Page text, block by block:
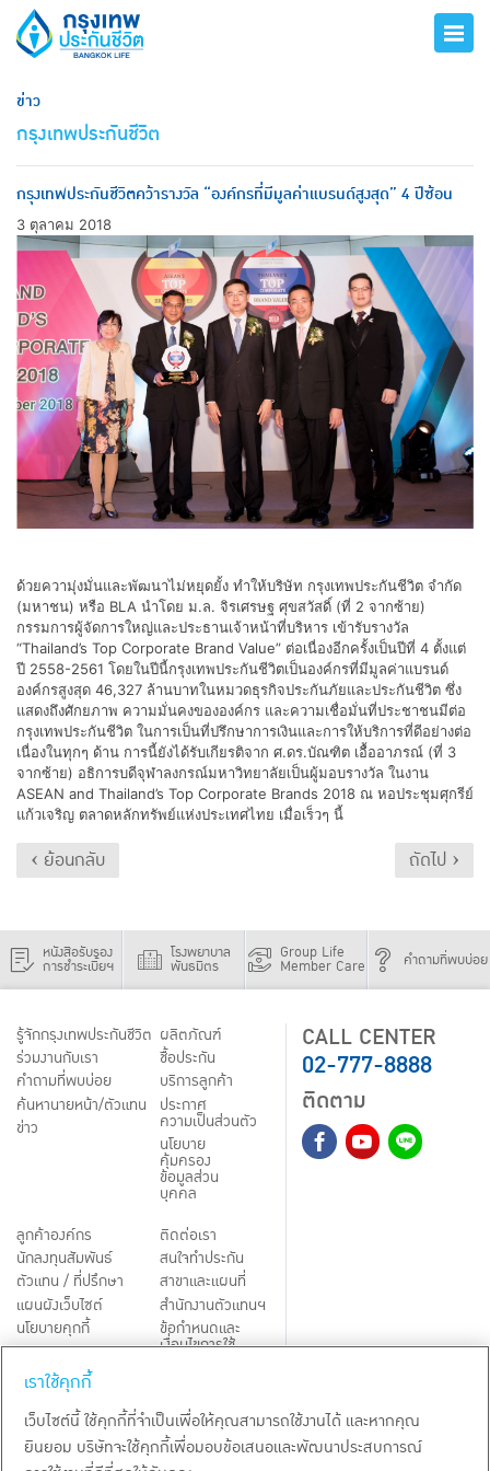
ข่าว
กรุงเทพประกันชีวิต
กรุงเทพประกันชีวิตคว้ารางวัล “องค์กรที่มีมูลค่าแบรนด์สูงสุด” 4 ปีซ้อน
3 ตุลาคม 2018
ด้วยความุ่งมั่นและพัฒนาไม่หยุดยั้ง ทำให้บริษัท กรุงเทพประกันชีวิต จำกัด
(มหาชน) หรือ BLA นำโดย ม.ล. จิรเศรษฐ ศุขสวัสดิ์ (ที่ 2 จากซ้าย)
กรรมการผู้จัดการใหญ่และประธานเจ้าหน้าที่บริหาร เข้ารับรางวัล
“Thailand’s Top Corporate Brand Value” ต่อเนื่องอีกครั้งเป็นปีที่ 4 ตั้งแต่
ปี 2558-2561 โดยในปีนี้กรุงเทพประกันชีวิตเป็นองค์กรที่มีมูลค่าแบรนด์
องค์กรสูงสุด 46,327 ล้านบาทในหมวดธุรกิจประกันภัยและประกันชีวิต ซึ่ง
แสดงถึงศักยภาพ ความมั่นคงขององค์กร และความเชื่อมั่นที่ประชาชนมีต่อ
กรุงเทพประกันชีวิต ในการเป็นที่ปรึกษาการเงินและการให้บริการที่ดีอย่างต่อ
เนื่องในทุกๆ ด้าน การนี้ยังได้รับเกียรติจาก ศ.ดร.บัณฑิต เอื้ออาภรณ์ (ที่ 3
จากซ้าย) อธิการบดีจุฬาลงกรณ์มหาวิทยาลัยเป็นผู้มอบรางวัล ในงาน
ASEAN and Thailand’s Top Corporate Brands 2018 ณ หอประชุมศุกรีย์
แก้วเจริญ ตลาดหลักทรัพย์แห่งประเทศไทย เมื่อเร็วๆ นี้
‹ ย้อนกลับ ถัดไป ›
หนังสือรับรอง
การชำระเบี้ยฯ
โรงพยาบาล
พันธมิตร
Group Life
Member Care คำถามที่พบบ่อย
รู้จักกรุงเทพประกันชีวิต
ร่วมงานกับเรา
คำถามที่พบบ่อย
ค้นหานายหน้า/ตัวแทน
ข่าว
ผลิตภัณฑ์
ชื้อประกัน
บริการลูกค้า
ประกาศ
ความเป็นส่วนตัว
นโยบาย
คุ้มครอง
ข้อมูลส่วน
บุคคล
ลูกค้าองค์กร
นักลงทุนสัมพันธ์
ตัวแทน / ที่ปรึกษา
แผนผังเว็บไซต์
นโยบายคุกกี้
Third-Party Notices
ติดต่อเรา
สนใจทำประกัน
สาขาและแผนที่
สำนักงานตัวแทนฯ
ข้อกำหนดและ
เงื่อนไขการใช้
CALL CENTER
02-777-8888
ติดตาม
TH EN
เราใช้คุกกี้
เว็บไซต์นี้ ใช้คุกกี้ที่จำเป็นเพื่อให้คุณสามารถใช้งานได้ และหากคุณ
ยินยอม บริษัทจะใช้คุกกี้เพื่อมอบข้อเสนอและพัฒนาประสบการณ์